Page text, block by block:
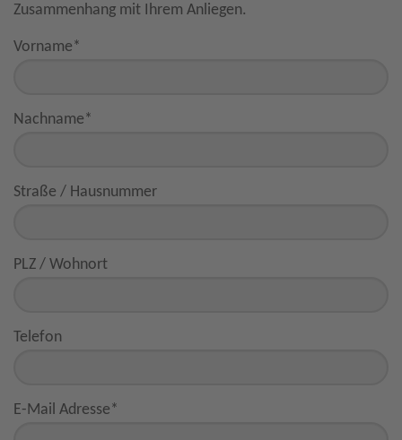
Zusammenhang mit Ihrem Anliegen.
Vorname*
Nachname*
Straße / Hausnummer
PLZ / Wohnort
Telefon
E-Mail Adresse*